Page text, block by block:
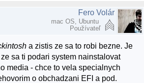
Fero Volár
mac OS, Ubuntu
Používateľ
a zistis ze sa to robi bezne. Je
sa ti podari system nainstalovat
media - chce to vela specialnych
o obchadzani EFI a pod.